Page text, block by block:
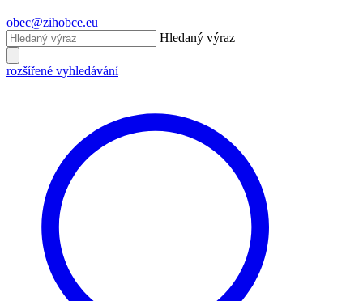
obec@zihobce.eu
Hledaný výraz
rozšířené vyhledávání